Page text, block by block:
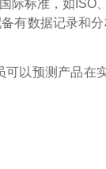
际标准，如ISO
有数据记录和
以预测产品在